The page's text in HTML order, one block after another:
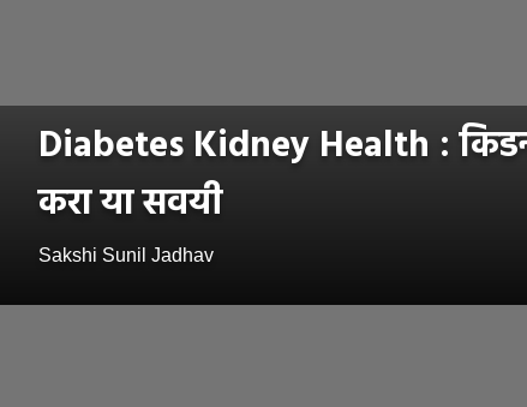
Diabetes Kidney Health :
करा या सवयी
Sakshi Sunil Jadhav